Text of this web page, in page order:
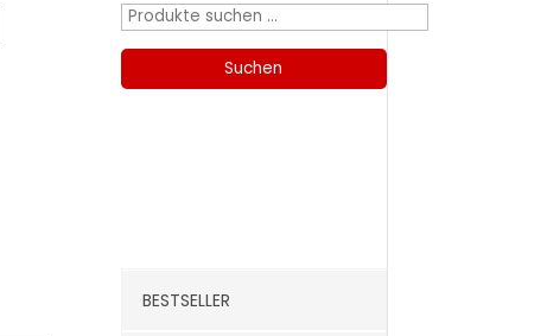
Suchen
Suchen
BESTSELLER